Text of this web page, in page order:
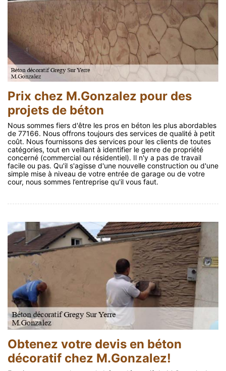
Prix chez M.Gonzalez pour des
projets de béton
Nous sommes fiers d'être les pros en béton les plus abordables
de 77166. Nous offrons toujours des services de qualité à petit
coût. Nous fournissons des services pour les clients de toutes
catégories, tout en veillant à identifier le genre de propriété
concerné (commercial ou résidentiel). Il n'y a pas de travail
facile ou pas. Qu'il s'agisse d'une nouvelle construction ou d'une
simple mise à niveau de votre entrée de garage ou de votre
cour, nous sommes l’entreprise qu'il vous faut.
Obtenez votre devis en béton
décoratif chez M.Gonzalez!